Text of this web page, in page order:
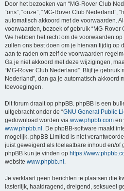
Door het bezoeken van “MG-Rover Club
“ons”, “onze”, “MG-Rover Club Nederland”,
automatisch akkoord met de voorwaarden.
voorwaarden, bezoek of gebruik “MG-Rover
We hebben het recht om de voorwaarden
zullen ons best doen om je hiervan tijdig op
aan te raden om zelf de voorwaarden
Ga je niet akkoord met deze wijzigingen,
“MG-Rover Club Nederland”. Blijf je gebruik
Nederland”, dan ga je automatisch akkoord
toevoegingen.
Dit forum draait op phpBB. phpBB is een
uitgebracht onder de “GNU General Public
gedownload worden via www.phpbb.com en
www.phpbb.nl . De phpBB-software maakt
mogelijk. phpBB Limited is niet
juist geweigerd als toelaatbare inhoud en/of
phpBB kun je vinden op https://
website www.phpbb.nl .
Je verklaart geen berichten te plaatsen die
lasterlijk, haatdragend, dreigend, seksueel